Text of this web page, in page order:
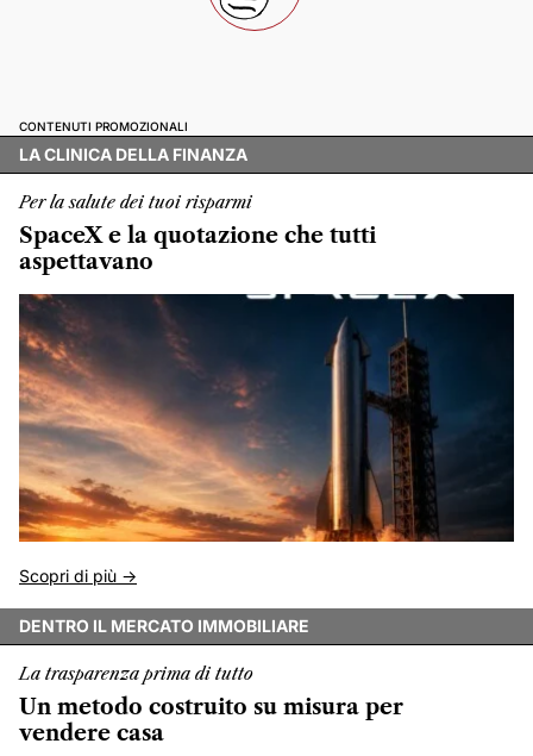
CONTENUTI PROMOZIONALI
LA CLINICA DELLA FINANZA
Per la salute dei tuoi risparmi
SpaceX e la quotazione che tutti
aspettavano
Scopri di più ->
DENTRO IL MERCATO IMMOBILIARE
La trasparenza prima di tutto
Un metodo costruito su misura per
vendere casa